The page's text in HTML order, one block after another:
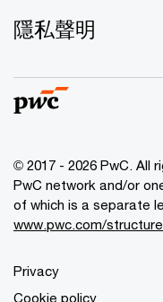
隱私聲明
© 2017 - 2026 PwC. All
PwC network and/or
of which is a separate
www.pwc.com/structure
Privacy
Cookie policy